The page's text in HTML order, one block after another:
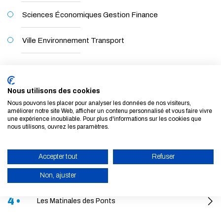
ACTIVER LE MODE ÉCO
Sciences Économiques Gestion Finance
Ville Environnement Transport
Dans cette rubrique
1 • Des enseignants issus de l'entreprise
2 • Vos projets par nos étudiants
Encouragez l'entrepreneuriat
4 • Les Matinales des Ponts
Nous utilisons des cookies
Nous pouvons les placer pour analyser les données de nos visiteurs,
améliorer notre site Web, afficher un contenu personnalisé et vous faire vivre
une expérience inoubliable. Pour plus d'informations sur les cookies que
nous utilisons, ouvrez les paramètres.
Accepter tout Refuser
Non, ajuster